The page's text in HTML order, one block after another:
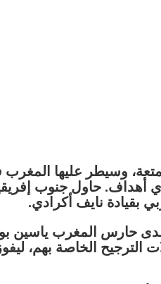
وسيطر عليها
أهداف. حاول جنوب
بقيادة نايف أكرادي.
حارس المغرب ياسين
الخاصة بهم،